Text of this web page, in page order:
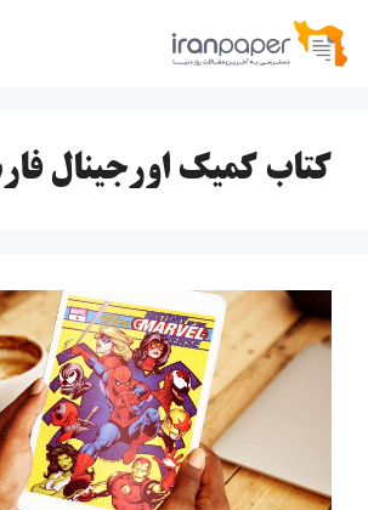
پرش
کتاب کمیک اورجینال